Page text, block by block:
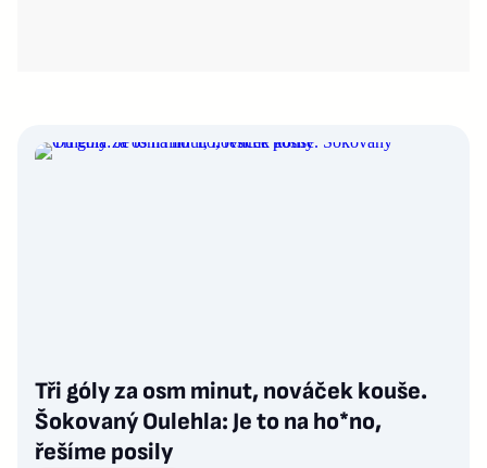
Tři góly za osm minut, nováček kouše.
Šokovaný Oulehla: Je to na ho*no,
řešíme posily